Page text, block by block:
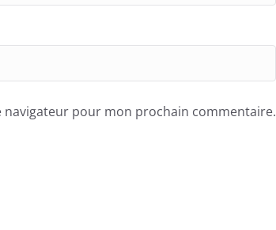
pour mon prochain commentaire.